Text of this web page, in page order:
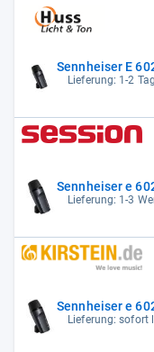
Sennheiser E
Lieferung: 1-2
Sennheiser e
Lieferung: 1-3
Sennheiser e
Lieferung: sofort